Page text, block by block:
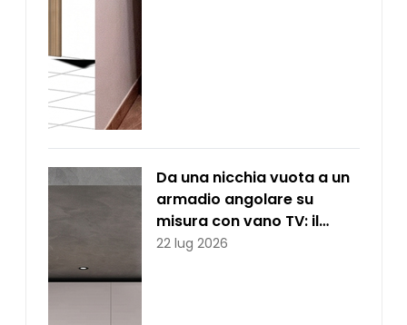
Da una nicchia vuota a un
armadio angolare su
misura con vano TV: il
progetto realizzato per
22 lug 2026